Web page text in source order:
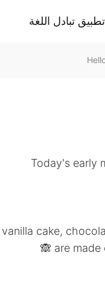
تطبيق تبادل اللغة
Today's early
cake,
are made